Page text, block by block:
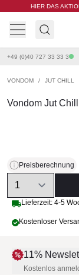
HIER DAS
+49 (0)40 727 33 33 3
VONDOM / JUT CHILL
Vondom Jut
Preisberechnung
Quantity
Lieferzeit: 4-5
Kostenloser
11%
Kostenlos